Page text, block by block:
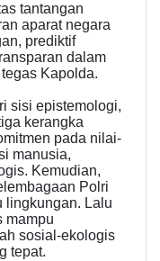
tantangan
aparat negara
prediktif
dalam
Kapolda.
sisi epistemologi,
kerangka
pada nilai-
manusia,
Kemudian,
Polri
lingkungan. Lalu
mampu
sosial-ekologis
tepat.